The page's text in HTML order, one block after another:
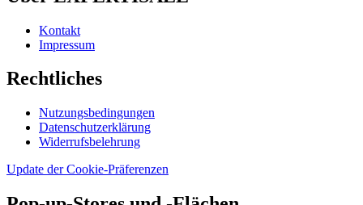
Kontakt
Impressum
Rechtliches
Nutzungsbedingungen
Datenschutzerklärung
Widerrufsbelehrung
Update der Cookie-Präferenzen